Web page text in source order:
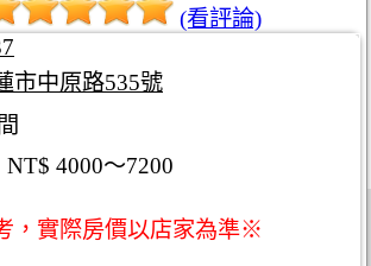
(看評論)
市中原路535號
4000～7200
，實際房價以店家為準※